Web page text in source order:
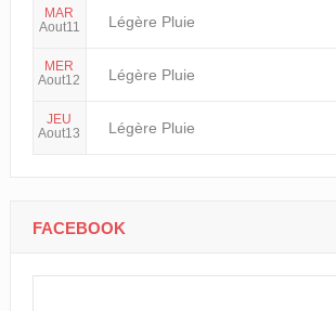
MAR
Aout11
Légère Pluie
MER
Aout12
Légère Pluie
JEU
Aout13
Légère Pluie
FACEBOOK